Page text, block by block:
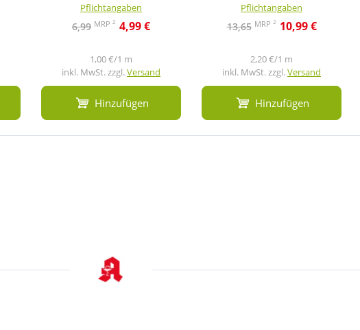
Pflichtangaben
6,99 MRP 2 4,99 €
1,00 €/1 m
inkl. MwSt. zzgl.Versand
Hinzufügen
Pflichtangaben
13,65 MRP 2 10,99 €
2,20 €/1 m
inkl. MwSt. zzgl.Versand
Hinzufügen